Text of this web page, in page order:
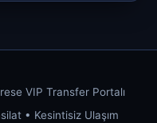
VIP Transfer Portalı
• Kesintisiz Ulaşım